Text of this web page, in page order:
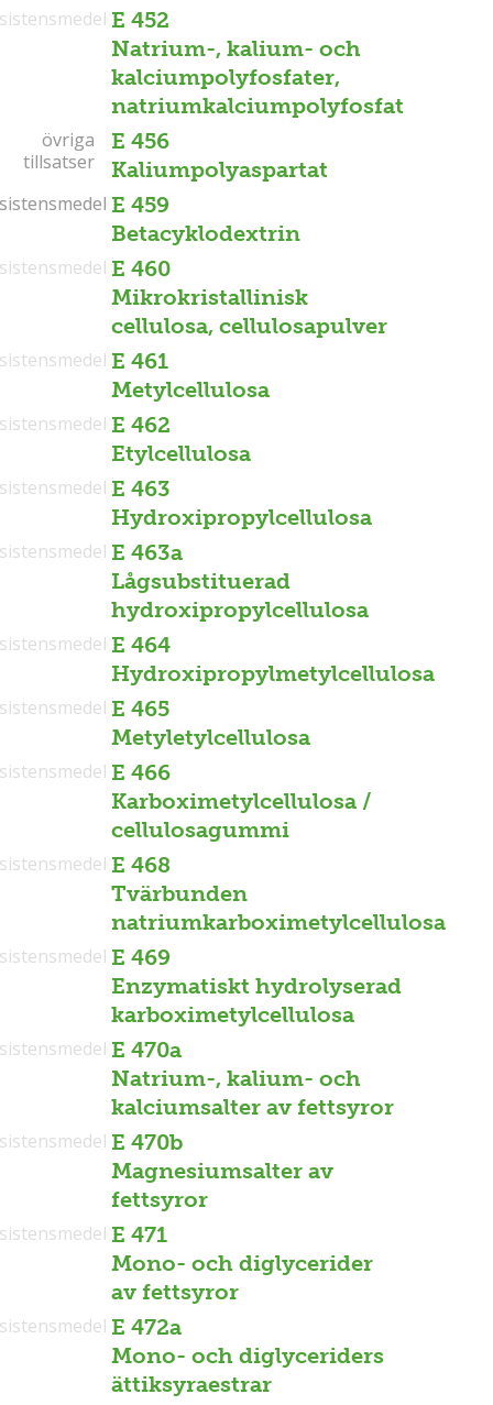
E 452
Natrium-, kalium- och
kalciumpolyfosfater,
natriumkalciumpolyfosfat
E 456
Kaliumpolyaspartat
övriga
tillsatser
övriga
tillsatser
E 459
Betacyklodextrin
E 460
Mikrokristallinisk
cellulosa, cellulosapulver
E 461
Metylcellulosa
E 462
Etylcellulosa
E 463
Hydroxipropylcellulosa
E 463a
Lågsubstituerad
hydroxipropylcellulosa
E 464
Hydroxipropylmetylcellulosa
E 465
Metyletylcellulosa
E 466
Karboximetylcellulosa /
cellulosagummi
E 468
Tvärbunden
natriumkarboximetylcellulosa
E 469
Enzymatiskt hydrolyserad
karboximetylcellulosa
E 470a
Natrium-, kalium- och
kalciumsalter av fettsyror
E 470b
Magnesiumsalter av
fettsyror
E 471
Mono- och diglycerider
av fettsyror
E 472a
Mono- och diglyceriders
ättiksyraestrar